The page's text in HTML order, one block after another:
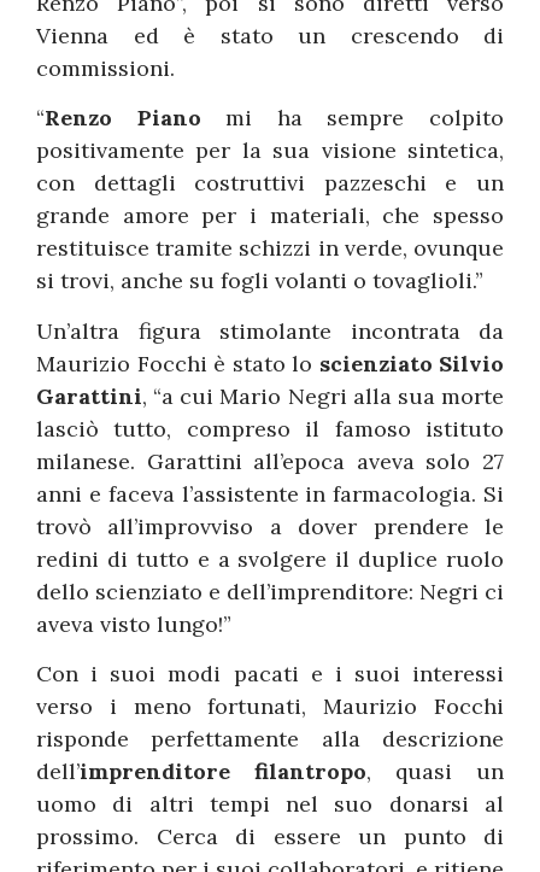
Vienna ed è stato un crescendo di
commissioni.
“Renzo Piano mi ha sempre colpito
positivamente per la sua visione sintetica,
con dettagli costruttivi pazzeschi e un
grande amore per i materiali, che spesso
restituisce tramite schizzi in verde, ovunque
si trovi, anche su fogli volanti o tovaglioli.”
Un’altra figura stimolante incontrata da
Maurizio Focchi è stato lo scienziato Silvio
Garattini, “a cui Mario Negri alla sua morte
lasciò tutto, compreso il famoso istituto
milanese. Garattini all’epoca aveva solo 27
anni e faceva l’assistente in farmacologia. Si
trovò all’improvviso a dover prendere le
redini di tutto e a svolgere il duplice ruolo
dello scienziato e dell’imprenditore: Negri ci
aveva visto lungo!”
Con i suoi modi pacati e i suoi interessi
verso i meno fortunati, Maurizio Focchi
risponde perfettamente alla descrizione
dell’imprenditore filantropo, quasi un
uomo di altri tempi nel suo donarsi al
prossimo. Cerca di essere un punto di